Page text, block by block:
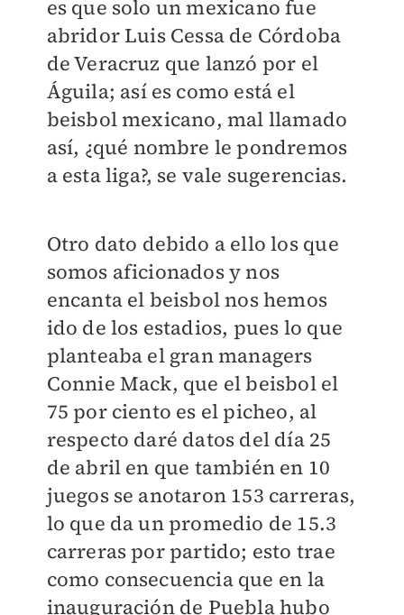
es que solo un mexicano fue
abridor Luis Cessa de Córdoba
de Veracruz que lanzó por el
Águila; así es como está el
beisbol mexicano, mal llamado
así, ¿qué nombre le pondremos
a esta liga?, se vale sugerencias.
Otro dato debido a ello los que
somos aficionados y nos
encanta el beisbol nos hemos
ido de los estadios, pues lo que
planteaba el gran managers
Connie Mack, que el beisbol el
75 por ciento es el picheo, al
respecto daré datos del día 25
de abril en que también en 10
juegos se anotaron 153 carreras,
lo que da un promedio de 15.3
carreras por partido; esto trae
como consecuencia que en la
inauguración de Puebla hubo